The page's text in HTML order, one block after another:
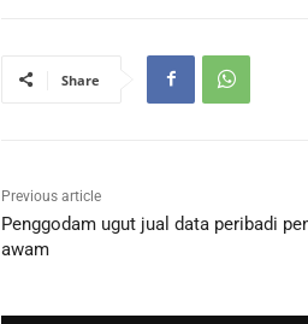
Share
Previous article
Penggodam ugut jual data peribadi
awam